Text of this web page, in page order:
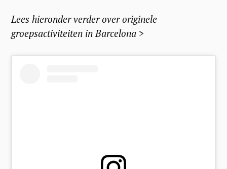
Lees hieronder verder over originele
groepsactiviteiten in Barcelona >
f
o
r